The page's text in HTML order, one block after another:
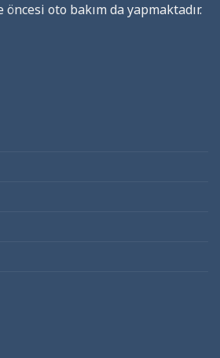
öncesi oto bakım da yapmaktadır.